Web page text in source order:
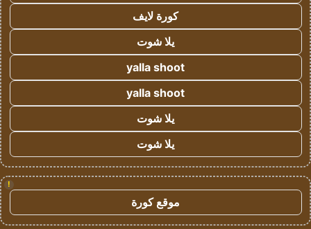
كورة لايف
يلا شوت
yalla shoot
yalla shoot
يلا شوت
يلا شوت
!
موقع كورة